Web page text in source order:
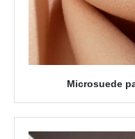
Microsuede